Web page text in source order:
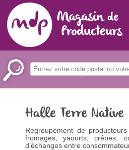
Halle Terre Native
Regroupement de
fromages, yaourts, crêpes,
d’échanges entre